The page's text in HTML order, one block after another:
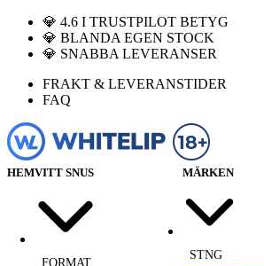
💎 4.6 I TRUSTPILOT BETYG
💎 BLANDA EGEN STOCK
💎 SNABBA LEVERANSER
FRAKT & LEVERANSTIDER
FAQ
HEMVITT SNUS
FORMAT
MÄRKEN
STNG